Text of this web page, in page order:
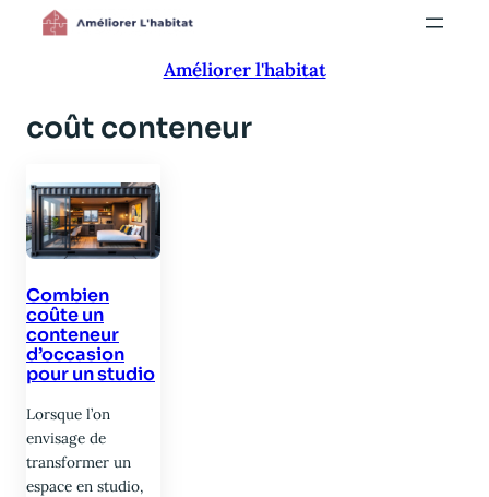
Aller
Améliorer l'habitat
coût conteneur
Combien
coûte un
conteneur
d’occasion
pour un studio
Lorsque l’on
envisage de
transformer un
espace en studio,